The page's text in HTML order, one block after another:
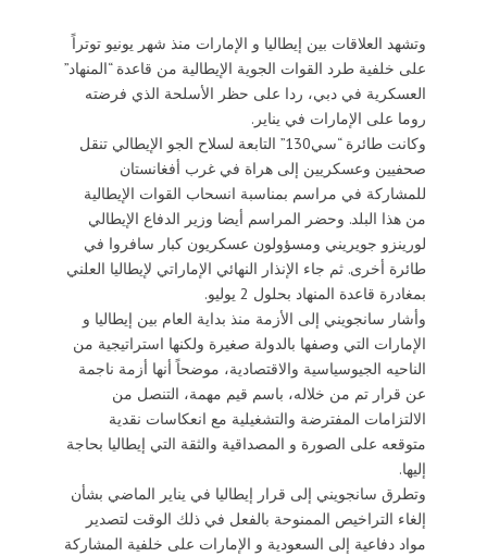
وتشهد العلاقات بين إيطاليا و الإمارات منذ شهر يونيو توتراً
على خلفية طرد القوات الجوية الإيطالية من قاعدة “المنهاد”
العسكرية في دبي، ردا على حظر الأسلحة الذي فرضته
روما على الإمارات في يناير.
وكانت طائرة “سي130” التابعة لسلاح الجو الإيطالي تنقل
صحفيين وعسكريين إلى هراة في غرب أفغانستان
للمشاركة في مراسم بمناسبة انسحاب القوات الإيطالية
من هذا البلد. وحضر المراسم أيضا وزير الدفاع الإيطالي
لورينزو جويريني ومسؤولون عسكريون كبار سافروا في
طائرة أخرى. ثم جاء الإنذار النهائي الإماراتي لإيطاليا العلني
بمغادرة قاعدة المنهاد بحلول 2 يوليو.
وأشار سانجويني إلى الأزمة منذ بداية العام بين إيطاليا و
الإمارات التي وصفها بالدولة صغيرة ولكنها استراتيجية من
الناحيه الجيوسياسية والاقتصادية، موضحاً أنها أزمة ناجمة
عن قرار تم من خلاله، باسم قيم مهمة، التنصل من
الالتزامات المفترضة والتشغيلية مع انعكاسات نقدية
متوقعه على الصورة و المصداقية والثقة التي إيطاليا بحاجة
إليها.
وتطرق سانجويني إلى قرار إيطاليا في يناير الماضي بشأن
إلغاء التراخيص الممنوحة بالفعل في ذلك الوقت لتصدير
مواد دفاعية إلى السعودية و الإمارات على خلفية المشاركة